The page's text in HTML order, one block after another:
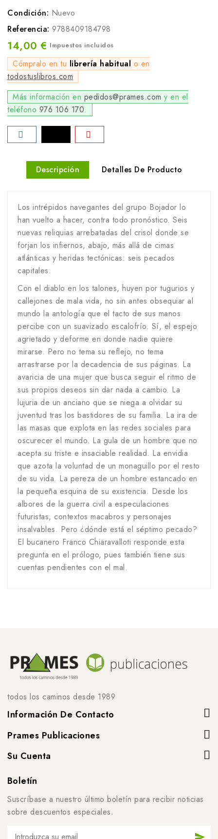
Condición: Nuevo
Referencia: 9788409184798
14,00 € Impuestos incluidos
Cómpralo en tu librería habitual o en
todostuslibros.com
Más información en pedidos@prames.com y en el
teléfono 976 106 170.
Descripción Detalles De Producto
Los intrépidos navegantes del grupo Bojador lo
han vuelto a hacer, contra todo pronóstico. Seis
nuevas reliquias arrebatadas del crisol donde se
forjan los infiernos, abajo, más allá de cimas
atlánticas y heridas tectónicas: seis pecados
capitales.
Con el diablo en los talones, huyen por tugurios y
callejones de mala vida, no sin antes obsequiar al
mundo la antología que el tacto de sus manos
percibe con un suavizado escalofrío. Sí, el espejo
agrietado y deforme en donde nadie quiere
mirarse. Pero no tema su reflejo, no tema
arrastrarse por la decadencia de sus páginas. La
avaricia de una mujer que busca seguir el ritmo de
sus propios deseos sin dar nada a cambio. La
lujuria de un anciano que se niega a olvidar su
juventud tras los bastidores de su familia. La ira de
las masas que explota en las redes sociales para
oscurecer el mundo. La gula de un hombre que no
acepta su triste e insaciable realidad. La envidia
que azota la voluntad de un monaguillo por el resto
de su vida. La pereza de un hombre estancado en
la pequeña esquina de su existencia. Desde los
albores de la guerra civil a especulaciones
futuristas, contextos macabros y personajes
insalvables. Pero ¿dónde está el séptimo pecado?
El bucanero Franco Chiaravalloti responde esta
pregunta en el prólogo, pues también tiene sus
cuentas pendientes con el mal.
todos los caminos desde 1989
Información De Contacto
Prames Publicaciones
Su Cuenta
Boletín
Suscríbase a nuestro último boletín para recibir noticias
sobre descuentos especiales.